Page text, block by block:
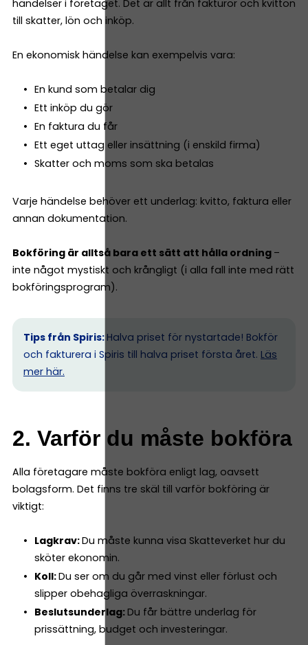
händelser i företaget. Det är allt från fakturor och kvitton
till skatter, lön och inköp.
En ekonomisk händelse kan exempelvis vara:
En kund som betalar dig
Ett inköp du gör
En faktura du får
Ett eget uttag eller insättning (i enskild firma)
Skatter och moms som ska betalas
Varje händelse behöver ett underlag: kvitto, faktura eller
annan dokumentation.
Bokföring är alltså bara ett sätt att hålla ordning –
inte något mystiskt och krångligt (i alla fall inte med rätt
bokföringsprogram).
Tips från Spiris: Halva priset för nystartade! Bokför
och fakturera i Spiris till halva priset första året. Läs
mer här.
2. Varför du måste bokföra
Alla företagare måste bokföra enligt lag, oavsett
bolagsform. Det finns tre skäl till varför bokföring är
viktigt:
Lagkrav:Du måste kunna visa Skatteverket hur du
sköter ekonomin.
Koll:Du ser om du går med vinst eller förlust och
slipper obehagliga överraskningar.
Beslutsunderlag: Du får bättre underlag för
prissättning, budget och investeringar.